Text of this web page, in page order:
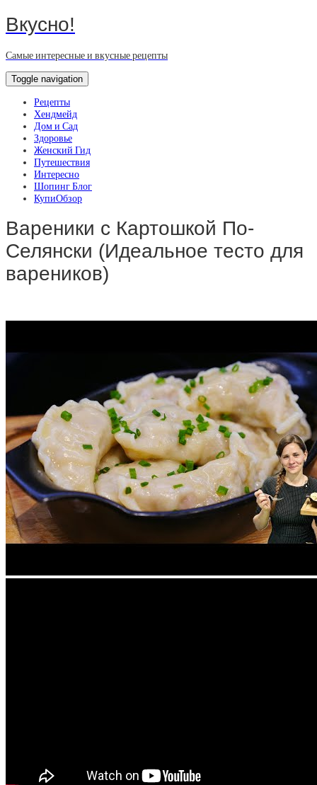
Вкусно!
Самые интересные и вкусные рецепты
Toggle navigation
Рецепты
Хендмейд
Дом и Сад
Здоровье
Женский Гид
Путешествия
Интересно
Шопинг Блог
КупиОбзор
Вареники с Картошкой По-
Селянски (Идеальное тесто для
вареников)